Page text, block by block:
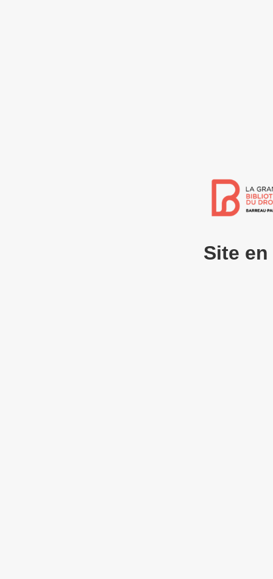
Site